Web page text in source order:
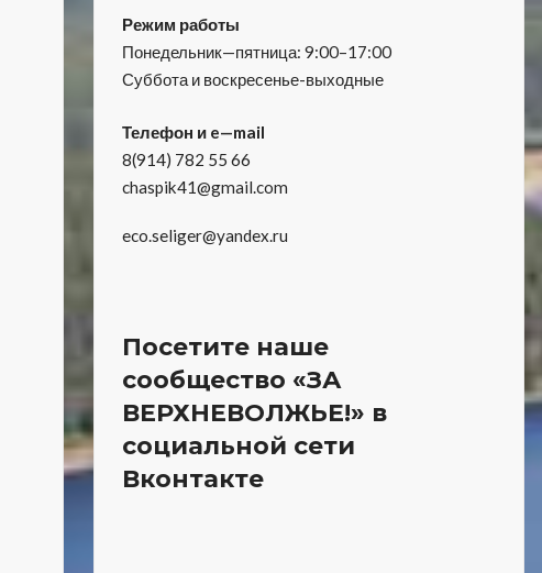
Режим работы
Понедельник—пятница: 9:00–17:00
Суббота и воскресенье-выходные
Телефон и e—mail
8(914) 782 55 66
chaspik41@gmail.com
eco.seliger@yandex.ru
Посетите наше
сообщество «ЗА
ВЕРХНЕВОЛЖЬЕ!» в
социальной сети
Вконтакте